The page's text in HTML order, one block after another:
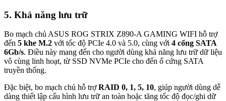
5. Khả năng lưu trữ
Bo mạch chủ ASUS ROG STRIX Z890-A GAMING WIFI hỗ trợ
đến 5 khe M.2 với tốc độ PCIe 4.0 và 5.0, cùng với 4 cổng SATA
6Gb/s. Điều này mang đến cho người dùng khả năng lưu trữ dữ liệu
vô cùng linh hoạt, từ SSD NVMe PCIe cho đến ổ cứng SATA
truyền thống.
Đặc biệt, bo mạch chủ hỗ trợRAID 0, 1, 5, 10, giúp người dùng dễ
dàng thiết lập cấu hình lưu trữ an toàn hoặc tăng tốc độ đọc/ghi dữ